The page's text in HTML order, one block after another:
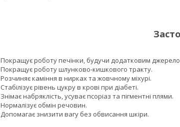
Покращує роботу печінки, будучи додатковим
Покращує роботу шлунково-кишкового тракту.
Розчиняє каміння в нирках та жовчному міхурі.
Стабілізує рівень цукру в крові при діабеті.
Знімає набряклість, усуває псоріаз та пігментні плями.
Нормалізує обмін речовин.
Допомагає знизити вагу без обвисання шкіри.